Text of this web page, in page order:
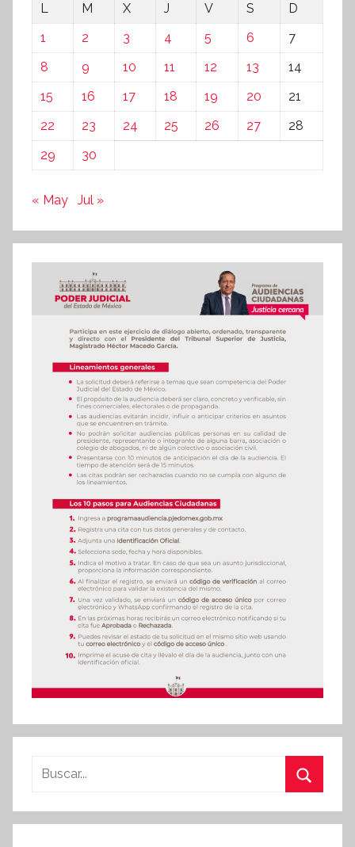
L
M X J V S
D
1
2 3 4 5 6
7
8
9 10 11 12 13
14
15
16 17 18 19 20
21
22
23 24 25 26 27
28
29
30
« May Jul »
Buscar: